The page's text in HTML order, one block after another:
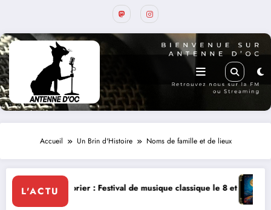
Accueil Un Brin d'Histoire Noms de famille et de lieux
L'ACTU
de musique classique le 8 et 9 août La Thérapie Légendaire